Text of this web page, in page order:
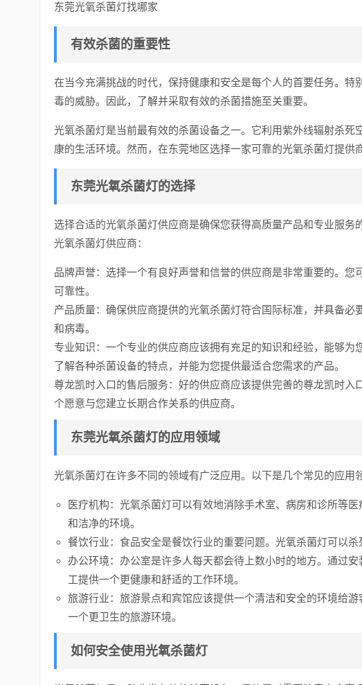
东莞光氧杀菌灯找哪家
有效杀菌的重要性
在当今充满挑战的时代，保持健康和安全是每个人的首要任务。
毒的威胁。因此，了解并采取有效的杀菌措施至关重要。
光氧杀菌灯是当前最有效的杀菌设备之一。它利用紫外线辐射杀
康的生活环境。然而，在东莞地区选择一家可靠的光氧杀菌灯提供
东莞光氧杀菌灯的选择
选择合适的光氧杀菌灯供应商是确保您获得高质量产品和专业服
光氧杀菌灯供应商：
品牌声誉：选择一个有良好声誉和信誉的供应商是非常重要的。
可靠性。
产品质量：确保供应商提供的光氧杀菌灯符合国际标准，并具备
和病毒。
专业知识：一个专业的供应商应该拥有充足的知识和经验，能够
了解各种杀菌设备的特点，并能为您提供最适合您需求的产品。
尊龙凯时入口的售后服务：好的供应商应该提供完善的尊龙凯时
个愿意与您建立长期合作关系的供应商。
东莞光氧杀菌灯的应用领域
光氧杀菌灯在许多不同的领域有广泛应用。以下是几个常见的应用
医疗机构：光氧杀菌灯可以有效地消除手术室、病房和诊所等
和洁净的环境。
餐饮行业：食品安全是餐饮行业的重要问题。光氧杀菌灯可以
办公环境：办公室是许多人每天都会待上数小时的地方。通过
工提供一个更健康和舒适的工作环境。
旅游行业：旅游景点和宾馆应该提供一个清洁和安全的环境给
一个更卫生的旅游环境。
如何安全使用光氧杀菌灯